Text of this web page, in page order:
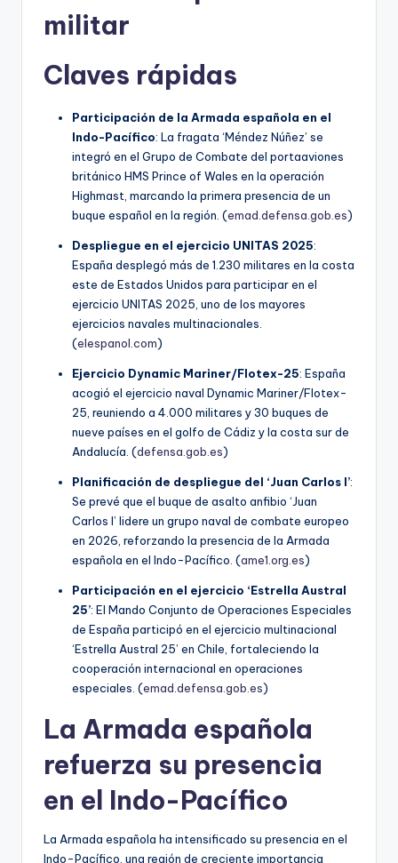
militar
Claves rápidas
Participación de la Armada española en el
Indo-Pacífico: La fragata ‘Méndez Núñez’ se
integró en el Grupo de Combate del portaaviones
británico HMS Prince of Wales en la operación
Highmast, marcando la primera presencia de un
buque español en la región. (emad.defensa.gob.es)
Despliegue en el ejercicio UNITAS 2025:
España desplegó más de 1.230 militares en la costa
este de Estados Unidos para participar en el
ejercicio UNITAS 2025, uno de los mayores
ejercicios navales multinacionales.
(elespanol.com)
Ejercicio Dynamic Mariner/Flotex-25: España
acogió el ejercicio naval Dynamic Mariner/Flotex-
25, reuniendo a 4.000 militares y 30 buques de
nueve países en el golfo de Cádiz y la costa sur de
Andalucía. (defensa.gob.es)
Planificación de despliegue del ‘Juan Carlos I’:
Se prevé que el buque de asalto anfibio ‘Juan
Carlos I’ lidere un grupo naval de combate europeo
en 2026, reforzando la presencia de la Armada
española en el Indo-Pacífico. (ame1.org.es)
Participación en el ejercicio ‘Estrella Austral
25’: El Mando Conjunto de Operaciones Especiales
de España participó en el ejercicio multinacional
‘Estrella Austral 25’ en Chile, fortaleciendo la
cooperación internacional en operaciones
especiales. (emad.defensa.gob.es)
La Armada española
refuerza su presencia
en el Indo-Pacífico
La Armada española ha intensificado su presencia en el
Indo-Pacífico, una región de creciente importancia